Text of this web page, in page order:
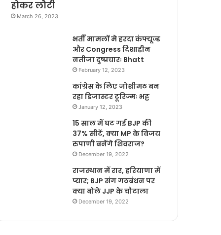
होकर लौटी
March 26, 2023
भर्ती मामलों मे हरदा कंफ्यूज्ड
और Congress दिशाहीन
नतीजा दुष्प्रचारः Bhatt
February 12, 2023
कांग्रेस के लिए जोशीमठ बन
रहा डिजास्टर टूरिज्मः भट्ट
January 12, 2023
15 साल में घट गईं BJP की
37% सीटें, क्या MP के विजय
रुपाणी बनेंगे शिवराज?
December 19, 2022
राजस्थान में रार, हरियाणा में
प्यार; BJP संग गठबंधन पर
क्या बोले JJP के चौटाला
December 19, 2022